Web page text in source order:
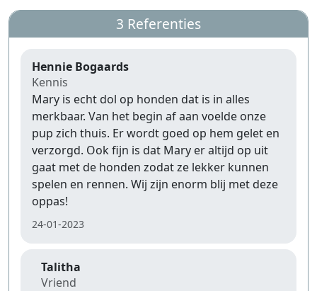
3 Referenties
Hennie Bogaards
Kennis
Mary is echt dol op honden dat is in alles
merkbaar. Van het begin af aan voelde onze
pup zich thuis. Er wordt goed op hem gelet en
verzorgd. Ook fijn is dat Mary er altijd op uit
gaat met de honden zodat ze lekker kunnen
spelen en rennen. Wij zijn enorm blij met deze
oppas!
24-01-2023
Talitha
Vriend